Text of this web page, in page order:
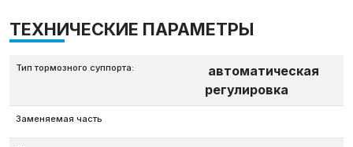
ТЕХНИЧЕСКИЕ ПАРАМЕТРЫ
Тип тормозного суппорта:
автоматическая
регулировка
Заменяемая часть